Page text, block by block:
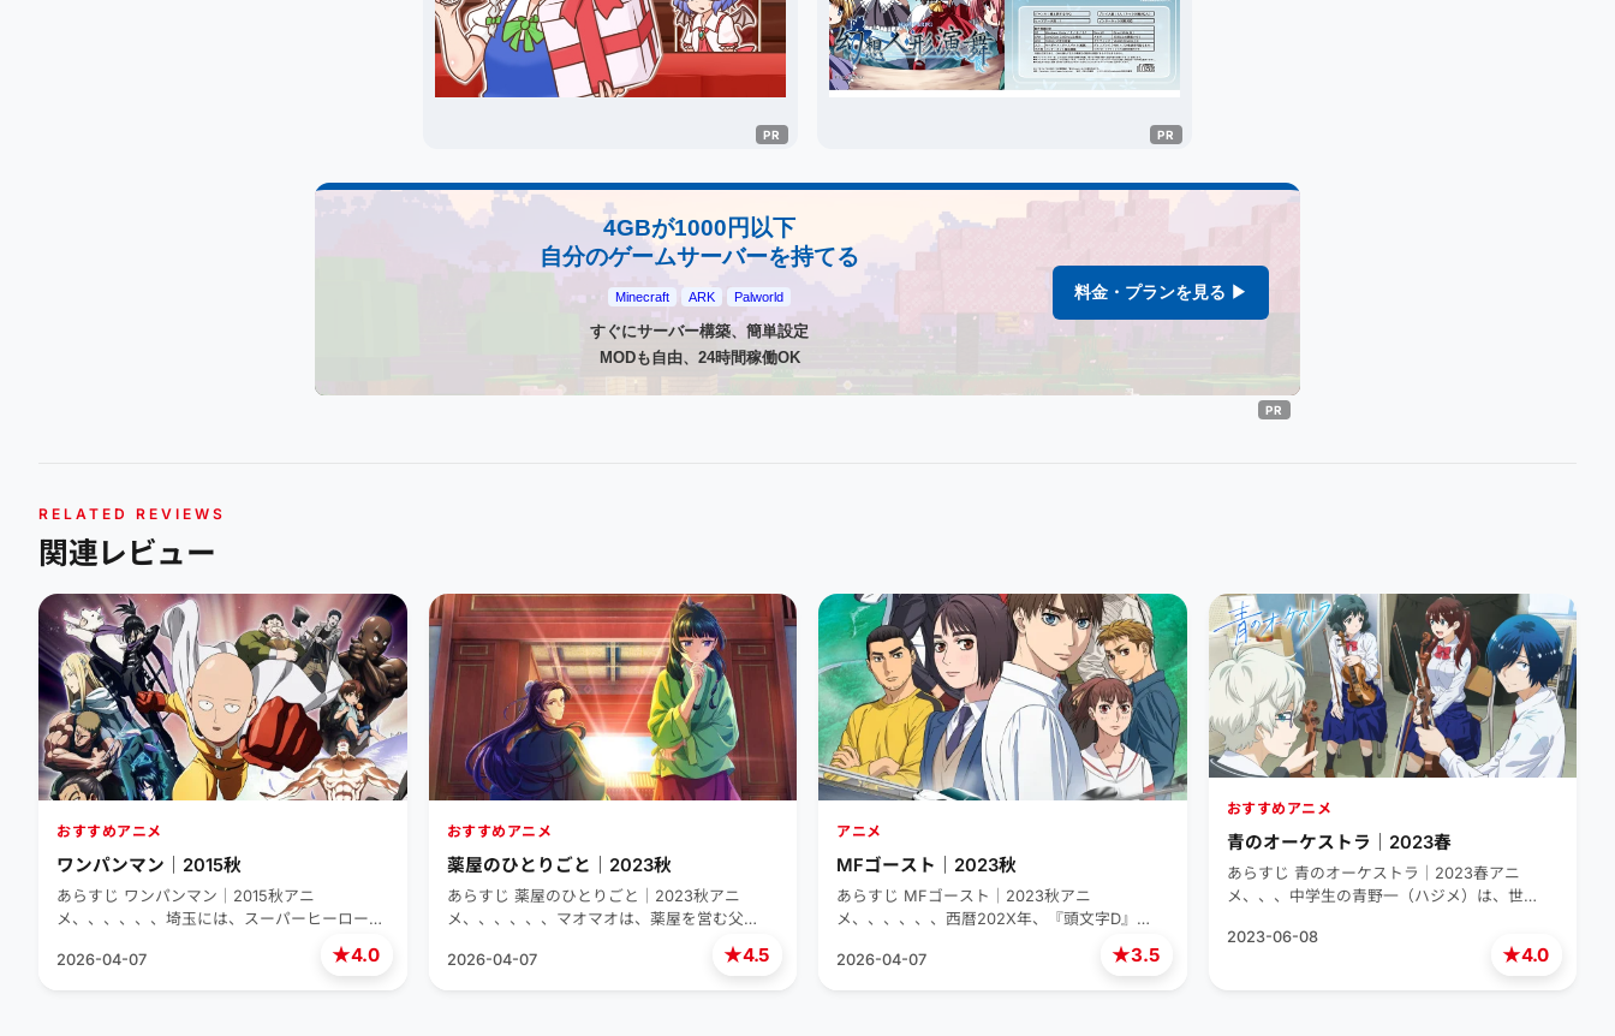
4GBが1000円以下
自分のゲームサーバーを持てる
Minecraft ARK Palworld
すぐにサーバー構築、簡単設定
MODも自由、24時間稼働OK
料金・プランを見る ▶
RELATED REVIEWS
関連レビュー
★4.0
おすすめアニメ
ワンパンマン｜2015秋
あらすじ ワンパンマン｜2015秋アニ
メ、、、、、、埼玉には、スーパーヒーロー
2026-04-07
★4.5
おすすめアニメ
薬屋のひとりごと｜2023秋
あらすじ 薬屋のひとりごと｜2023秋アニ
メ、、、、、、マオマオは、薬屋を営む父…
2026-04-07 ★3.5
アニメ
MFゴースト｜2023秋
あらすじ MFゴースト｜2023秋アニ
メ、、、、、、西暦202X年、『頭文字D』…
2026-04-07 ★4.0
おすすめアニメ
青のオーケストラ｜2023春
あらすじ 青のオーケストラ｜2023春アニ
メ、、、中学生の青野一（ハジメ）は、世…
2023-06-08